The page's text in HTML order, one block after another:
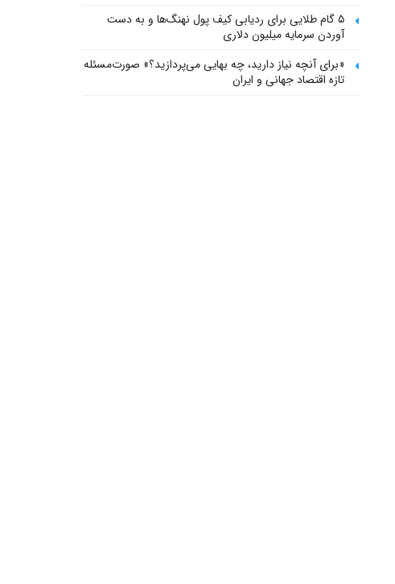
۵ گام طلایی برای ردیابی کیف پول‌ نهنگ‌ها و به دست
آوردن سرمایه میلیون دلاری
«برای آنچه نیاز دارید، چه بهایی می‌پردازید؟» صورت‌مسئله
تازه اقتصاد جهانی و ایران